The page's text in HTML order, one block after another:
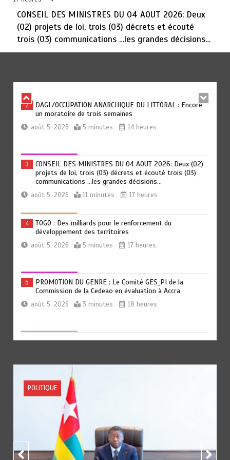
CONSEIL DES MINISTRES DU 04 AOUT 2026: Deux
(02) projets de loi, trois (03) décrets et écouté
trois (03) communications …les grandes décisions…
hommes-femmes au menu des échanges à Abuja
août 5, 2026 5 minutes 18 heures
« 45 MIN AVEC L’OTR » : La fiscalité des activités
numériques et digitales au menu ce jeudi 06 août
2
DAGL/OCCUPATION ANARCHIQUE DU LITTORAL : Encore
un moratoire de trois semaines
août 5, 2026 5 minutes 14 heures
3
CONSEIL DES MINISTRES DU 04 AOUT 2026: Deux (02)
projets de loi, trois (03) décrets et écouté trois (03)
communications …les grandes décisions…
août 5, 2026 11 minutes 17 heures
4
TOGO : Des milliards pour le renforcement du
développement des territoires
août 5, 2026 5 minutes 17 heures
5
PROMOTION DU GENRE : Le Comité GES_PI de la
Commission de la Cedeao en évaluation à Accra
août 5, 2026 3 minutes 18 heures
6
FORUM OUEST-AFRICAIN SUR LE LEADERSHIP
« 45 MIN AVEC L’OTR » : La fiscalité des activités
numériques et digitales au menu ce jeudi 06 août
août 5, 2026